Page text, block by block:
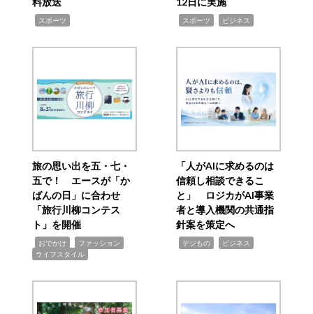
スポーツ スポーツ ビジネス
旅の思い出を五・七・
五で！ エースが「か
ばんの日」に合わせ
「旅行川柳コンテス
ト」を開催
おでかけ ファッション
ライフスタイル
「人がAIに求めるのは
信頼し相談できるこ
と」 ロジカがAI事業
者と導入機関の共通指
針案を策定へ
デジもの ビジネス